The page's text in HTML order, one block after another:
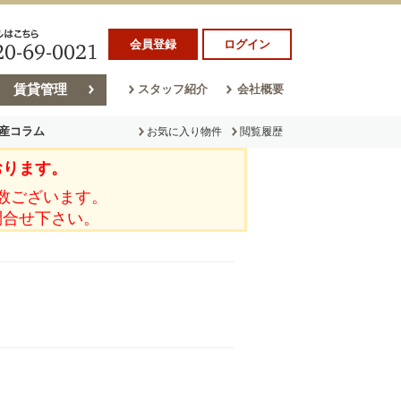
会員登録 ログイン
賃貸管理 スタッフ紹介 会社概要
コラム
ム
お気に入り物件 閲覧履歴
ます。
ざいます。
せ下さい。